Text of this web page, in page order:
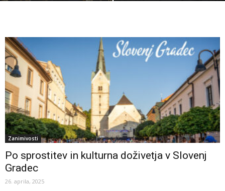
Zanimivosti
Po sprostitev in kulturna doživetja v Slovenj
Gradec
26. aprila, 2025